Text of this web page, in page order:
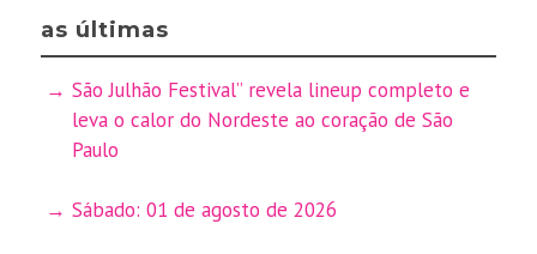
as últimas
São Julhão Festival” revela lineup completo e
leva o calor do Nordeste ao coração de São
Paulo
Sábado: 01 de agosto de 2026